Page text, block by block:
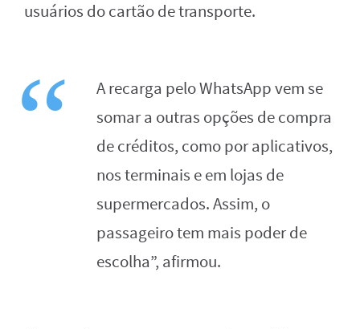
usuários do cartão de transporte.
A recarga pelo WhatsApp vem se
somar a outras opções de compra
de créditos, como por aplicativos,
nos terminais e em lojas de
supermercados. Assim, o
passageiro tem mais poder de
escolha”, afirmou.